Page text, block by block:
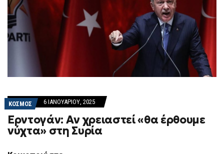
ΚΟΣΜΟΣ 6 ΙΑΝΟΥΑΡΊΟΥ, 2025
Ερντογάν: Αν χρειαστεί «θα έρθουμε
νύχτα» στη Συρία